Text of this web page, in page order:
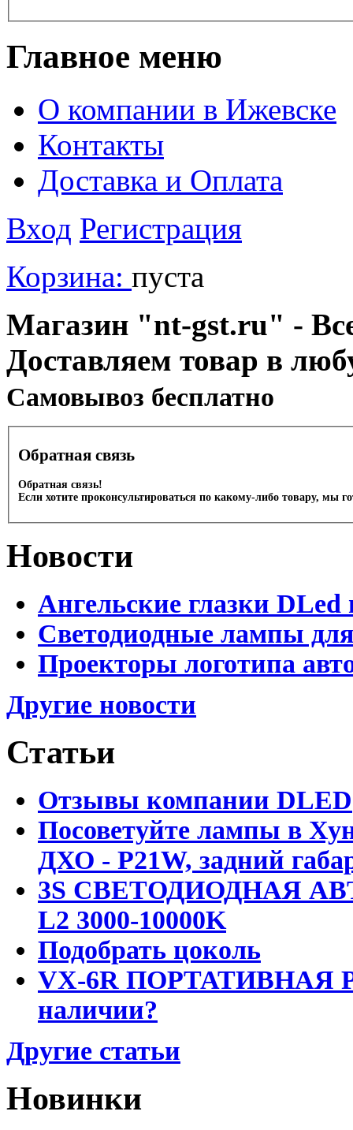
Главное меню
О компании в Ижевске
Контакты
Доставка и Оплата
Вход Регистрация
Корзина: пуста
Магазин "nt-gst.ru" -
Доставляем товар в
Cамовывоз бесплатно
Обратная связь
Обратная связь!
Если хотите проконсультироваться по какому-либо товару, мы
Новости
Ангельские глазки DLed
Светодиодные лампы
Проекторы логотипа
Другие новости
Статьи
Отзывы компании DLED
Посоветуйте лампы в
ДХО - P21W, задний
3S СВЕТОДИОДНАЯ
L2 3000-10000K
Подобрать цоколь
VX-6R ПОРТАТИВНАЯ
наличии?
Другие статьи
Новинки